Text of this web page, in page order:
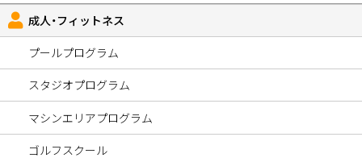
成人・フィットネス
プールプログラム
スタジオプログラム
マシンエリアプログラム
ゴルフスクール